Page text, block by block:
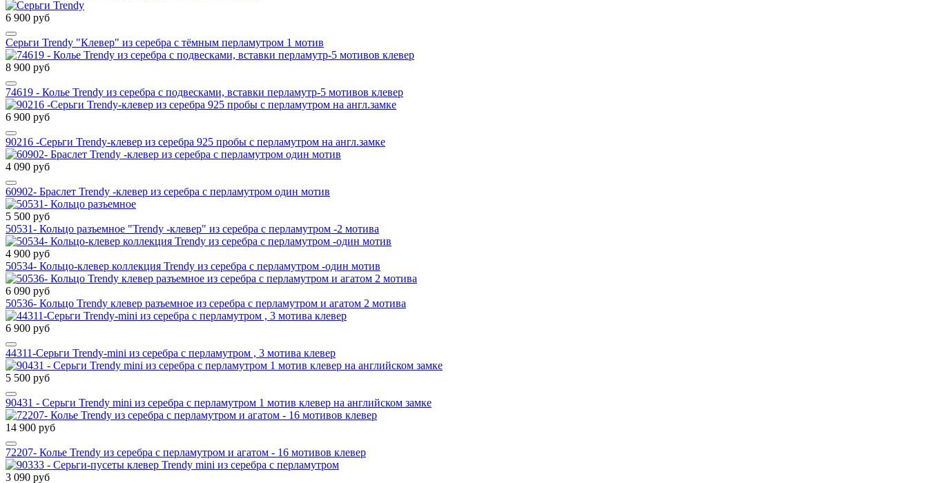
6 900 руб
Серьги Trendy "Клевер" из серебра с тёмным перламутром 1 мотив
8 900 руб
74619 - Колье Trendy из серебра с подвесками, вставки перламутр-5 мотивов клевер
6 900 руб
90216 -Серьги Trendy-клевер из серебра 925 пробы с перламутром на англ.замке
4 090 руб
60902- Браслет Trendy -клевер из серебра с перламутром один мотив
5 500 руб
50531- Кольцо разъемное "Trendy -клевер" из серебра с перламутром -2 мотива
4 900 руб
50534- Кольцо-клевер коллекция Trendy из серебра с перламутром -один мотив
6 090 руб
50536- Кольцо Trendy клевер разъемное из серебра с перламутром и агатом 2 мотива
6 900 руб
44311-Серьги Trendy-mini из серебра с перламутром , 3 мотива клевер
5 500 руб
90431 - Серьги Trendy mini из серебра с перламутром 1 мотив клевер на английском замке
14 900 руб
72207- Колье Trendy из серебра с перламутром и агатом - 16 мотивов клевер
3 090 руб